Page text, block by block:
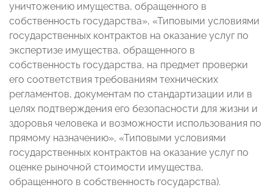
уничтожению имущества, обращенного в
собственность государства», «Типовыми условиями
государственных контрактов на оказание услуг по
экспертизе имущества, обращенного в
собственность государства, на предмет проверки
его соответствия требованиям технических
регламентов, документам по стандартизации или в
целях подтверждения его безопасности для жизни и
здоровья человека и возможности использования по
прямому назначению», «Типовыми условиями
государственных контрактов на оказание услуг по
оценке рыночной стоимости имущества,
обращенного в собственность государства).